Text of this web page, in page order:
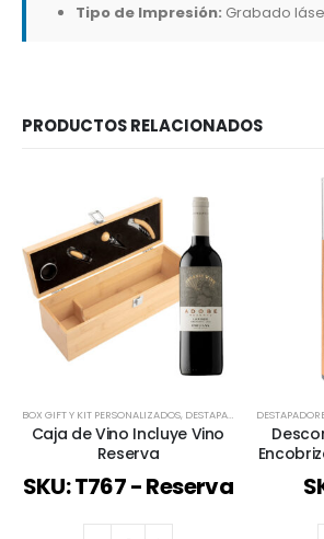
Tipo de Impresión: Grabado
PRODUCTOS RELACIONADOS
BOX GIFT Y KIT PERSONALIZADOS, DESTAPADORES Y DESCORCHADORES
Caja de Vino Incluye Vino
Reserva
SKU: T767 - Reserva